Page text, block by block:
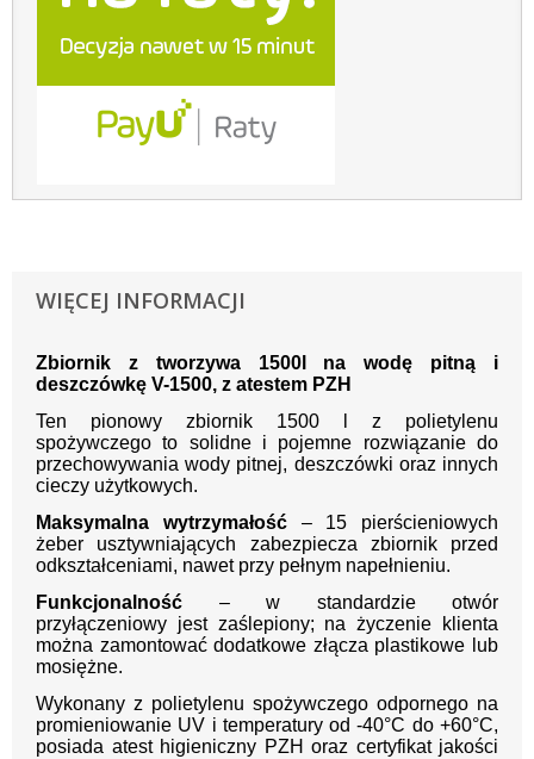
WIĘCEJ INFORMACJI
Zbiornik z tworzywa 1500l na wodę pitną i
deszczówkę V-1500, z atestem PZH
Ten pionowy zbiornik 1500 l z polietylenu
spożywczego to solidne i pojemne rozwiązanie do
przechowywania wody pitnej, deszczówki oraz innych
cieczy użytkowych.
Maksymalna wytrzymałość– 15 pierścieniowych
żeber usztywniających zabezpiecza zbiornik przed
odkształceniami, nawet przy pełnym napełnieniu.
Funkcjonalność – w standardzie otwór
przyłączeniowy jest zaślepiony; na życzenie klienta
można zamontować dodatkowe złącza plastikowe lub
mosiężne.
Wykonany z polietylenu spożywczego odpornego na
promieniowanie UV i temperatury od -40°C do +60°C,
posiada atest higieniczny PZH oraz certyfikat jakości